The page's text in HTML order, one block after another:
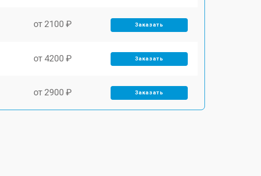
от 2100 ₽ Заказать
от 4200 ₽ Заказать
от 2900 ₽ Заказать